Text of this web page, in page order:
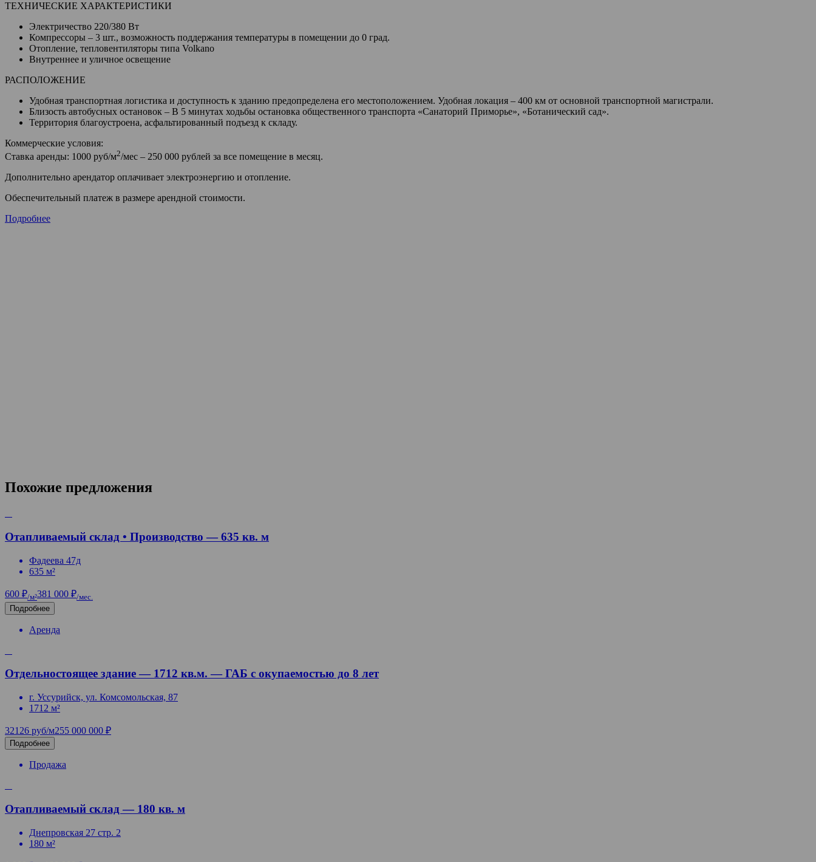
ТЕХНИЧЕСКИЕ ХАРАКТЕРИСТИКИ
Электричество 220/380 Вт
Компрессоры – 3 шт., возможность поддержания температуры в помещении до 0 град.
Отопление, тепловентиляторы типа Volkano
Внутреннее и уличное освещение
РАСПОЛОЖЕНИЕ
Удобная транспортная логистика и доступность к зданию предопределена его местоположением. Удобная локация – 400 км от основной транспортной магистрали.
Близость автобусных остановок – В 5 минутах ходьбы остановка общественного транспорта «Санаторий Приморье», «Ботанический сад».
Территория благоустроена, асфальтированный подъезд к складу.
Коммерческие условия:
Ставка аренды: 1000 руб/м2/мес – 250 000 рублей за все помещение в месяц.
Дополнительно арендатор оплачивает электроэнергию и отопление.
Обеспечительный платеж в размере арендной стоимости.
Подробнее
Похожие предложения
Отапливаемый склад • Производство — 635 кв. м
Фадеева 47д
635 м²
600 ₽/м²381 000 ₽/мес.
Подробнее
Аренда
Отдельностоящее здание — 1712 кв.м. — ГАБ с окупаемостью до 8 лет
г. Уссурийск, ул. Комсомольская, 87
1712 м²
32126 руб/м255 000 000 ₽
Подробнее
Продажа
Отапливаемый склад — 180 кв. м
Днепровская 27 стр. 2
180 м²